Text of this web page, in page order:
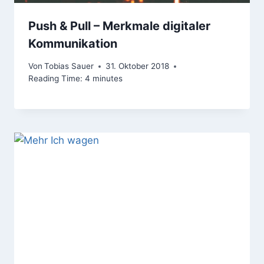
Push & Pull – Merkmale digitaler
Kommunikation
Von Tobias Sauer
31. Oktober 2018
Reading Time: 4 minutes